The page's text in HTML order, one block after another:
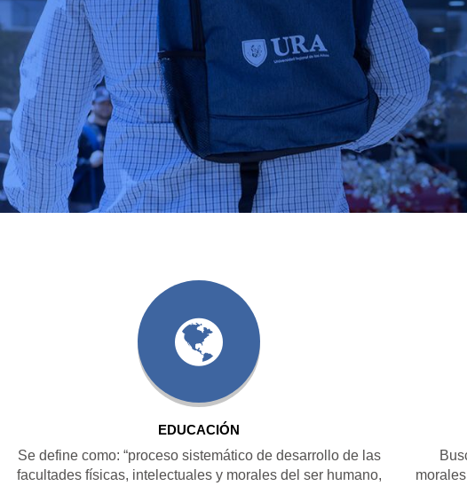
EDUCACIÓN
Se define como: “proceso sistemático de desarrollo de las
facultades físicas, intelectuales y morales del ser humano,